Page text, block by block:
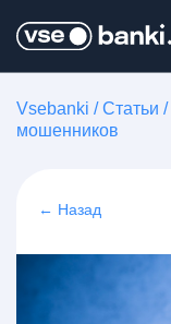
Vsebanki /Статьи /
мошенников
← Назад